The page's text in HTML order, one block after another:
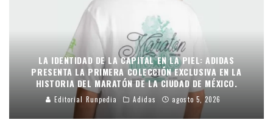
LA IDENTIDAD DE LA CAPITAL EN LA PIEL: ADIDAS
PRESENTA LA PRIMERA COLECCIÓN EXCLUSIVA EN LA
HISTORIA DEL MARATÓN DE LA CIUDAD DE MÉXICO.
Editorial Runpedia Adidas agosto 5, 2026